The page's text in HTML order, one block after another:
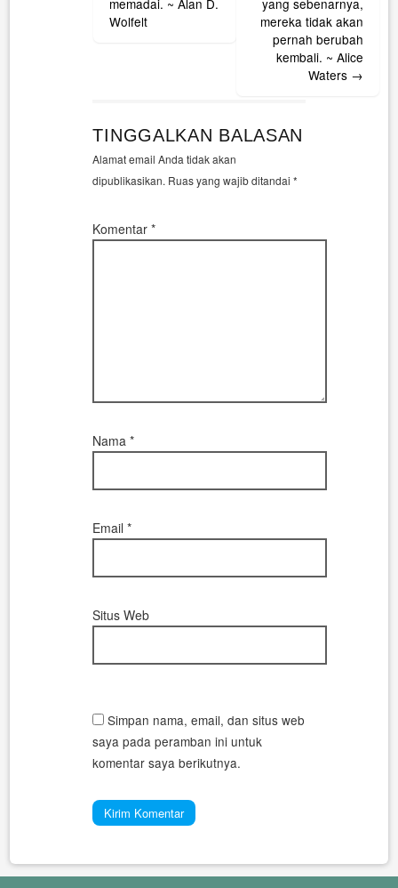
Wolfelt
mereka tidak akan
pernah berubah
kembali. ~ Alice
Waters →
TINGGALKAN BALASAN
Alamat email Anda tidak akan
dipublikasikan. Ruas yang wajib ditandai*
Komentar*
Nama*
Email*
Situs Web
Simpan nama, email, dan situs web
saya pada peramban ini untuk
komentar saya berikutnya.